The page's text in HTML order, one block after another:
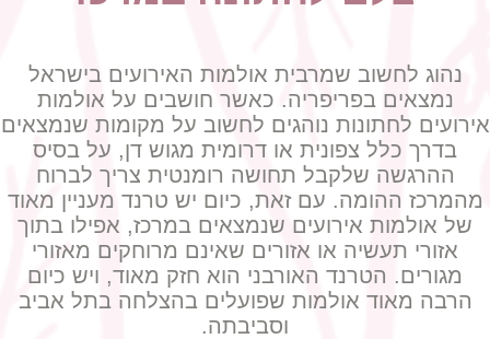
נהוג לחשוב שמרבית אולמות האירועים בישראל
נמצאים בפריפריה. כאשר חושבים על אולמות
אירועים לחתונות נוהגים לחשוב על מקומות שנמצאים
בדרך כלל צפונית או דרומית מגוש דן, על בסיס
ההרגשה שלקבל תחושה רומנטית צריך לברוח
מהמרכז ההומה. עם זאת, כיום יש טרנד מעניין מאוד
של אולמות אירועים שנמצאים במרכז, אפילו בתוך
אזורי תעשיה או אזורים שאינם מרוחקים מאזורי
מגורים. הטרנד האורבני הוא חזק מאוד, ויש כיום
הרבה מאוד אולמות שפועלים בהצלחה בתל אביב
וסביבתה.